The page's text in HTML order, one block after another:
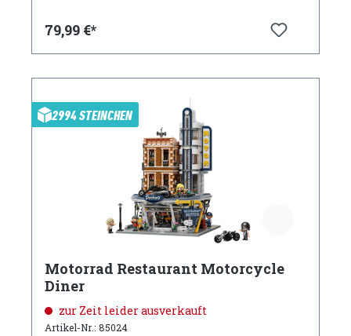
79,99 €*
2994 STEINCHEN
Motorrad Restaurant Motorcycle
Diner
zur Zeit leider ausverkauft
Artikel-Nr.: 85024